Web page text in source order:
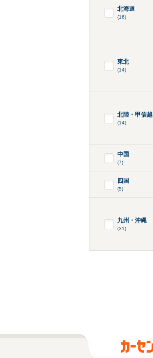
北海道
(16)
東北
(14)
北陸・甲信越
(14)
中国
(7)
四国
(5)
九州・沖縄
(31)